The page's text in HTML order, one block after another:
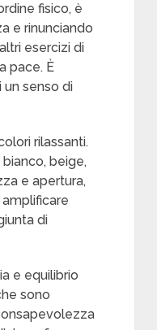
fisico, è
e rinunciando
esercizi di
pace. È
senso di
rilassanti.
beige,
e apertura,
di
e equilibrio
sono